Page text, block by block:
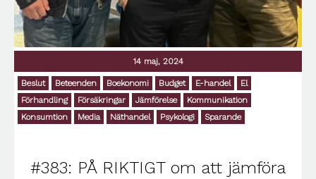
14 maj, 2024
Beslut Beteenden Boekonomi Budget E-handel
El
Förhandling
Försäkringar Jämförelse
Kommunikation
Konsumtion
Media Näthandel Psykologi Sparande
#383: PÅ RIKTIGT om att jämföra